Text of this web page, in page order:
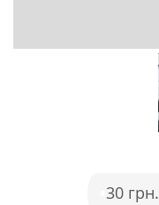
30 грн.